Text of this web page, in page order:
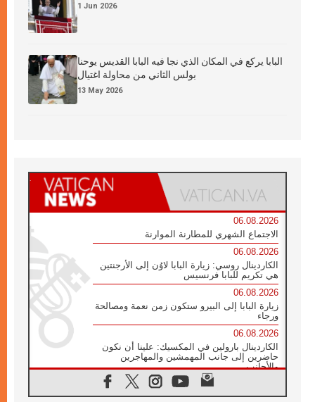
1 Jun 2026
البابا يركع في المكان الذي نجا فيه البابا القديس يوحنا
بولس الثاني من محاولة اغتيال
13 May 2026
06.08.2026
الاجتماع الشهري للمطارنة الموارنة
06.08.2026
الكاردينال روسي: زيارة البابا لاوُن إلى الأرجنتين
هي تكريم للبابا فرنسيس
06.08.2026
زيارة البابا إلى البيرو ستكون زمن نعمة ومصالحة
ورجاء
06.08.2026
الكاردينال بارولين في المكسيك: علينا أن نكون
حاضرين إلى جانب المهمشين والمهاجرين
والأجانب
البابا لاوُن الرابع عشر للشباب في أسيزي: